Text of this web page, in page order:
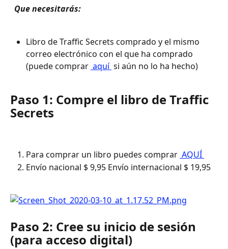
Que necesitarás:
Libro de Traffic Secrets comprado y el mismo
correo electrónico con el que ha comprado
(puede comprar aquí si aún no lo ha hecho)
Paso 1: Compre el libro de Traffic
Secrets
Para comprar un libro puedes comprar AQUÍ
Envío nacional $ 9,95 Envío internacional $ 19,95
Paso 2: Cree su inicio de sesión
(para acceso digital)